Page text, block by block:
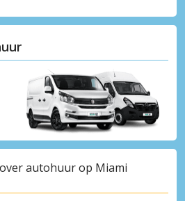
autohuur op Miami